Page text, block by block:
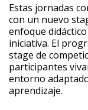
Estas jornadas
con un nuevo
enfoque
iniciativa. El
stage de
participantes
entorno
aprendizaje.